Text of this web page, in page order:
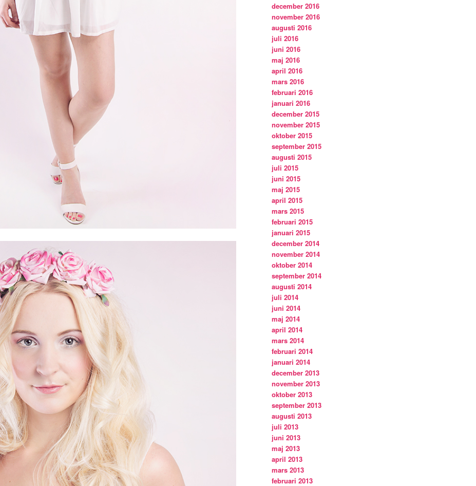
december 2016
november 2016
augusti 2016
juli 2016
juni 2016
maj 2016
april 2016
mars 2016
februari 2016
januari 2016
december 2015
november 2015
oktober 2015
september 2015
augusti 2015
juli 2015
juni 2015
maj 2015
april 2015
mars 2015
februari 2015
januari 2015
december 2014
november 2014
oktober 2014
september 2014
augusti 2014
juli 2014
juni 2014
maj 2014
april 2014
mars 2014
februari 2014
januari 2014
december 2013
november 2013
oktober 2013
september 2013
augusti 2013
juli 2013
juni 2013
maj 2013
april 2013
mars 2013
februari 2013